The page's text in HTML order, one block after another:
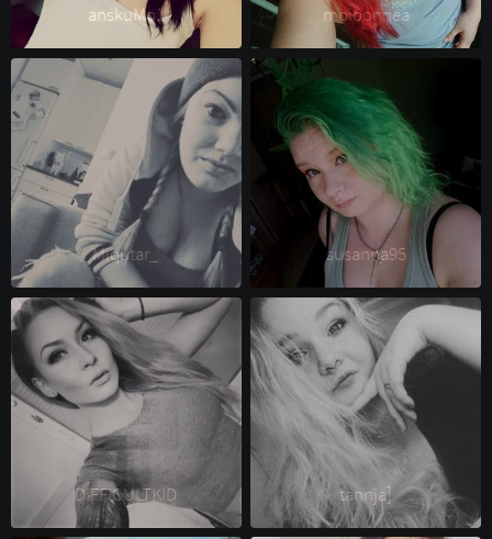
anskuMo1 moioonnea
Miqutar_ susanna95
DIFFICULTKID tannja]